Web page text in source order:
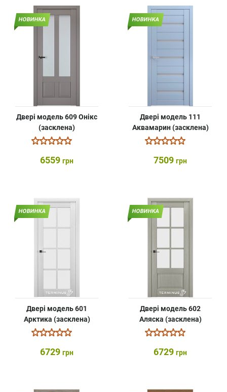
НОВИНКА
Двері модель 609 Онікс
(засклена)
6559 грн
НОВИНКА
Двері модель 111
Аквамарин (засклена)
7509 грн
НОВИНКА
Двері модель 601
Арктика (засклена)
6729 грн
НОВИНКА
Двері модель 602
Аляска (засклена)
6729 грн